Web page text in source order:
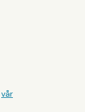
vår